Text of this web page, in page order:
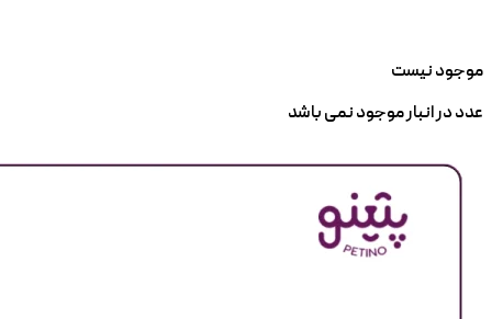
موجود نیست
عدد در انبار موجود نمی باشد